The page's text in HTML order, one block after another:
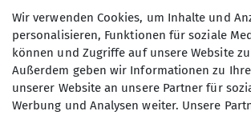
Bericht Alex Schillinger
Foto: Enzinger Sepp
Wir verwenden Cookies, um Inhalte und
personalisieren, Funktionen für soziale
können und Zugriffe auf unsere Website
Außerdem geben wir Informationen zu
unserer Website an unsere Partner für
Werbung und Analysen weiter. Unsere